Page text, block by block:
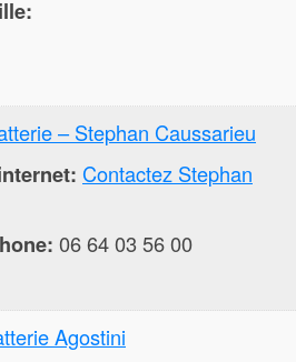
– Stephan Caussarieu
Contactez Stephan
06 64 03 56 00
Agostini